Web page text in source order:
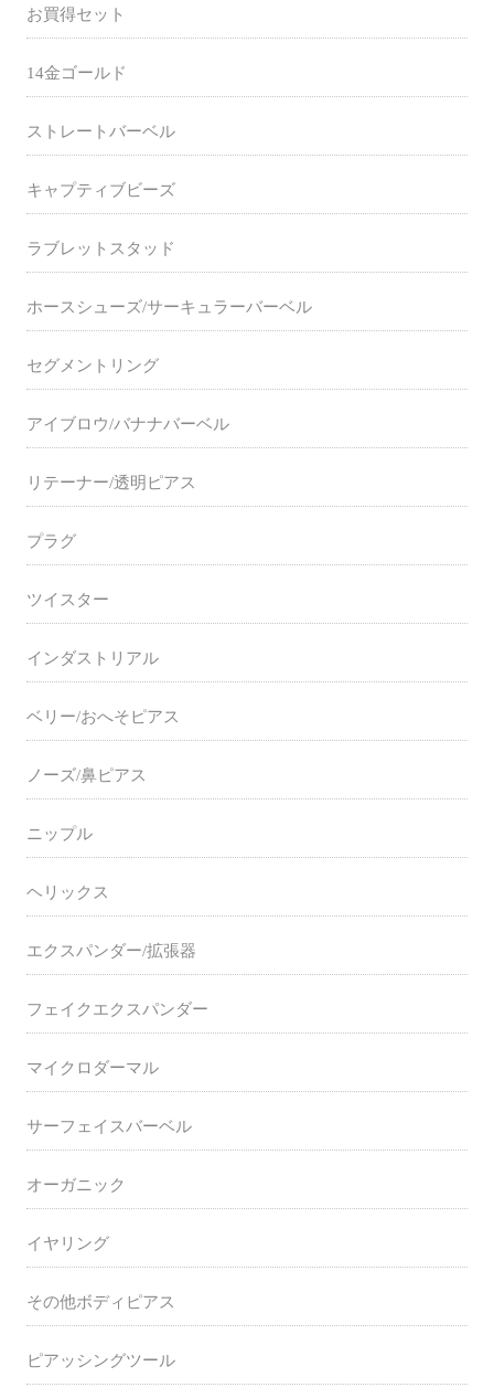
お買得セット
14金ゴールド
ストレートバーベル
キャプティブビーズ
ラブレットスタッド
ホースシューズ/サーキュラーバーベル
セグメントリング
アイブロウ/バナナバーベル
リテーナー/透明ピアス
プラグ
ツイスター
インダストリアル
ベリー/おへそピアス
ノーズ/鼻ピアス
ニップル
ヘリックス
エクスパンダー/拡張器
フェイクエクスパンダー
マイクロダーマル
サーフェイスバーベル
オーガニック
イヤリング
その他ボディピアス
ピアッシングツール